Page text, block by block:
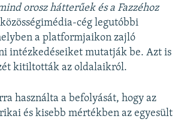
orosz hátterűek és a Fazzéhoz
cég legutóbbi
a platformjaikon zajló
intézkedéseiket mutatják be. Azt is
kitiltották az oldalaikról.
használta a befolyását, hogy az
és kisebb mértékben az egyesült